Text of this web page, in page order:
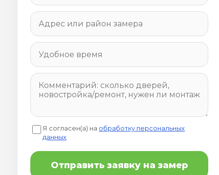
Я согласен(а) на обработку персональных
данных
Отправить заявку на замер